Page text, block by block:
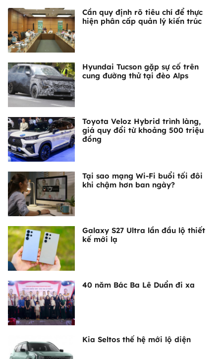
Cần quy định rõ tiêu chí để thực
hiện phân cấp quản lý kiến trúc
Hyundai Tucson gặp sự cố trên
cung đường thử tại đèo Alps
Toyota Veloz Hybrid trình làng,
giá quy đổi từ khoảng 500 triệu
đồng
Tại sao mạng Wi-Fi buổi tối đôi
khi chậm hơn ban ngày?
Galaxy S27 Ultra lần đầu lộ thiết
kế mới lạ
40 năm Bác Ba Lê Duẩn đi xa
Kia Seltos thế hệ mới lộ diện